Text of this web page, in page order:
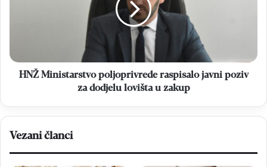
lovišta
HNŽ Ministarstvo poljoprivrede raspisalo javni poziv
za dodjelu lovišta u zakup
Vezani članci